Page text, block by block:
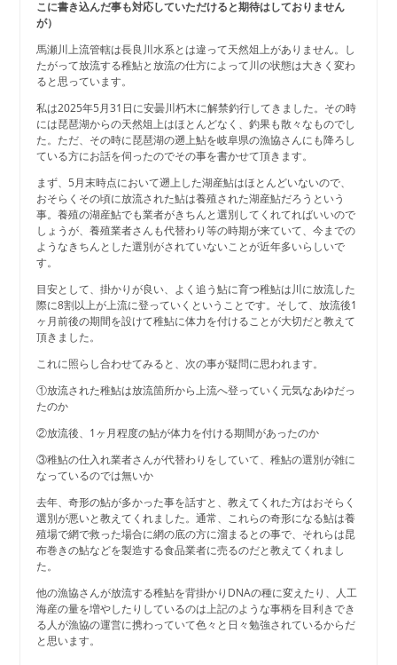
こに書き込んだ事も対応していただけると期待はしておりません
が）
馬瀬川上流管轄は長良川水系とは違って天然俎上がありません。し
たがって放流する稚鮎と放流の仕方によって川の状態は大きく変わ
ると思っています。
私は2025年5月31日に安曇川朽木に解禁釣行してきました。その時
には琵琶湖からの天然俎上はほとんどなく、釣果も散々なものでし
た。ただ、その時に琵琶湖の遡上鮎を岐阜県の漁協さんにも降ろし
ている方にお話を伺ったのでその事を書かせて頂きます。
まず、5月末時点において遡上した湖産鮎はほとんどいないので、
おそらくその頃に放流された鮎は養殖された湖産鮎だろうという
事。養殖の湖産鮎でも業者がきちんと選別してくれてればいいので
しょうが、養殖業者さんも代替わり等の時期が来ていて、今までの
ようなきちんとした選別がされていないことが近年多いらしいで
す。
目安として、掛かりが良い、よく追う鮎に育つ稚鮎は川に放流した
際に8割以上が上流に登っていくということです。そして、放流後1
ヶ月前後の期間を設けて稚鮎に体力を付けることが大切だと教えて
頂きました。
これに照らし合わせてみると、次の事が疑問に思われます。
①放流された稚鮎は放流箇所から上流へ登っていく元気なあゆだっ
たのか
②放流後、1ヶ月程度の鮎が体力を付ける期間があったのか
③稚鮎の仕入れ業者さんが代替わりをしていて、稚鮎の選別が雑に
なっているのでは無いか
去年、奇形の鮎が多かった事を話すと、教えてくれた方はおそらく
選別が悪いと教えてくれました。通常、これらの奇形になる鮎は養
殖場で網で救った場合に網の底の方に溜まるとの事で、それらは昆
布巻きの鮎などを製造する食品業者に売るのだと教えてくれまし
た。
他の漁協さんが放流する稚鮎を背掛かりDNAの種に変えたり、人工
海産の量を増やしたりしているのは上記のような事柄を目利きでき
る人が漁協の運営に携わっていて色々と日々勉強されているからだ
と思います。